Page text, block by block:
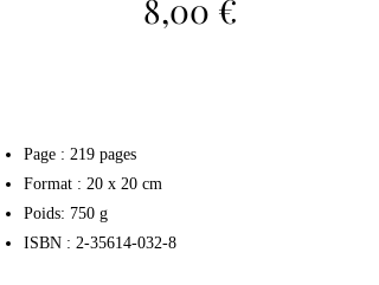
8,00 €
Page : 219 pages
Format : 20 x 20 cm
Poids: 750 g
ISBN : 2-35614-032-8